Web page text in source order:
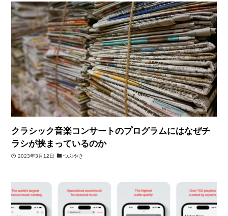
クラシック音楽コンサートのプログラムにはなぜチ
ラシが挟まっているのか
2023年3月12日 つぶやき